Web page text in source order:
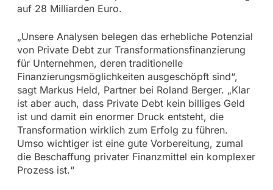
auf 28 Milliarden Euro.
„Unsere Analysen belegen das erhebliche Potenzial
von Private Debt zur Transformationsfinanzierung
für Unternehmen, deren traditionelle
Finanzierungsmöglichkeiten ausgeschöpft sind“,
sagt Markus Held, Partner bei Roland Berger. „Klar
ist aber auch, dass Private Debt kein billiges Geld
ist und damit ein enormer Druck entsteht, die
Transformation wirklich zum Erfolg zu führen.
Umso wichtiger ist eine gute Vorbereitung, zumal
die Beschaffung privater Finanzmittel ein komplexer
Prozess ist.“